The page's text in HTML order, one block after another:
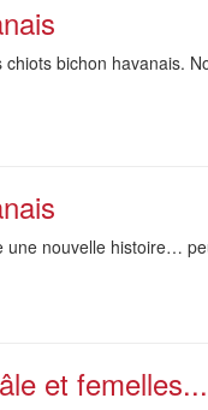
bichon havanais.
nouvelle histoire…
et femelles...